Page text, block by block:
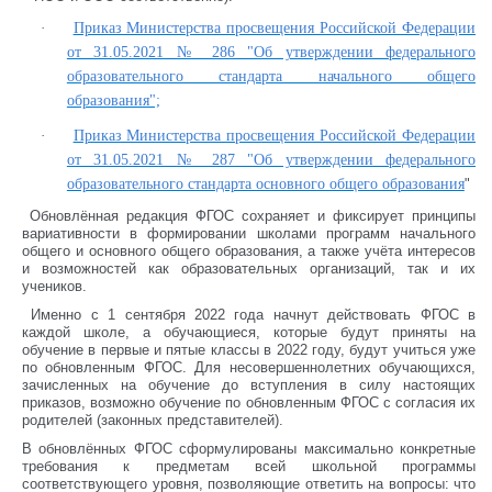
·
Приказ Министерства просвещения Российской Федерации
от 31.05.2021 № 286 "Об утверждении федерального
образовательного стандарта начального общего
образования";
·
Приказ Министерства просвещения Российской Федерации
от 31.05.2021 № 287 "Об утверждении федерального
образовательного стандарта основного общего образования"
Обновлённая редакция ФГОС сохраняет и фиксирует принципы
вариативности в формировании школами программ начального
общего и основного общего образования, а также учёта интересов
и возможностей как образовательных организаций, так и их
учеников.
Именно с 1 сентября 2022 года начнут действовать ФГОС в
каждой школе, а обучающиеся, которые будут приняты на
обучение в первые и пятые классы в 2022 году, будут учиться уже
по обновленным ФГОС. Для несовершеннолетних обучающихся,
зачисленных на обучение до вступления в силу настоящих
приказов, возможно обучение по обновленным ФГОС с согласия их
родителей (законных представителей).
В обновлённых ФГОС сформулированы максимально конкретные
требования к предметам всей школьной программы
соответствующего уровня, позволяющие ответить на вопросы: что